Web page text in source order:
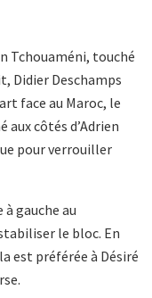
Tchouaméni, touché
Didier Deschamps
face au Maroc, le
côtés d’Adrien
pour verrouiller
à gauche au
le bloc. En
est préférée à Désiré